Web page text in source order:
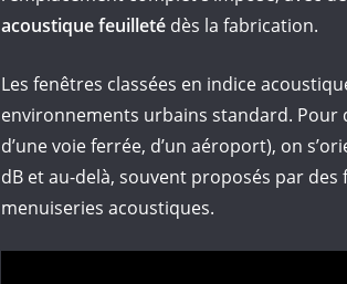
acoustique feuilleté dès la fabrication.
Les fenêtres classées en indice
environnements urbains standard. Pour
d’une voie ferrée, d’un aéroport), on
dB et au-delà, souvent proposés par des
menuiseries acoustiques.